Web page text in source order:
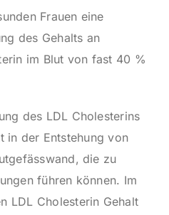
Frauen eine
des Gehalts an
im Blut von fast 40 %
des LDL Cholesterins
in der Entstehung von
die zu
führen können. Im
LDL Cholesterin Gehalt